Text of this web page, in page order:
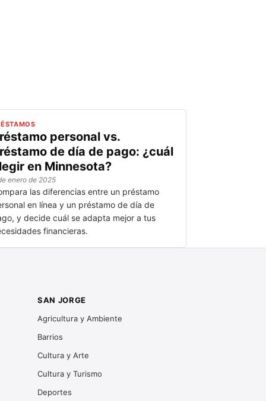
personal vs.
de día de pago: ¿cuál
en Minnesota?
enero de 2025
las diferencias entre un préstamo
en línea y un préstamo de día de
y decide cuál se adapta mejor a tus
financieras.
SAN JORGE
Agricultura y Ambiente
Barrios
Cultura y Arte
Cultura y Turismo
Deportes